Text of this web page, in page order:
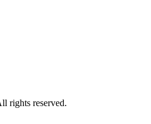
rights reserved.